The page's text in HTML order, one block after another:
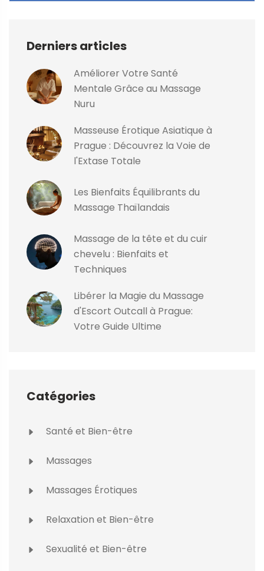
Derniers articles
Améliorer Votre Santé
Mentale Grâce au Massage
Nuru
Masseuse Érotique Asiatique à
Prague : Découvrez la Voie de
l'Extase Totale
Les Bienfaits Équilibrants du
Massage Thaïlandais
Massage de la tête et du cuir
chevelu : Bienfaits et
Techniques
Libérer la Magie du Massage
d'Escort Outcall à Prague:
Votre Guide Ultime
Catégories
Santé et Bien-être
Massages
Massages Érotiques
Relaxation et Bien-être
Sexualité et Bien-être